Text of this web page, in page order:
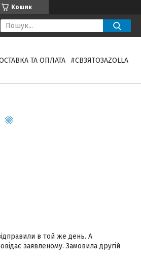
Кошик
ТА ОПЛАТА #СВЗЯТОЗAZOLLA
в той же день. А
заявленому. Замовила другій